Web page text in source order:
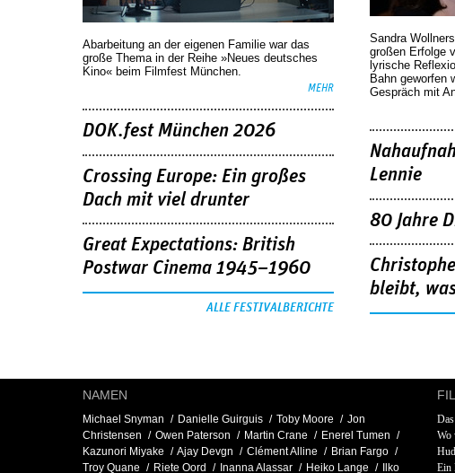
Abarbeitung an der eigenen Familie war das
große Thema in der Reihe »Neues deutsches
Kino« beim Filmfest München.
MEHR
DOK.fest München 2026
Crossing Europe: Ein großes
Dach mit viel drunter
Great Expectations: British
Postwar Cinema 1945–1960
ALLE FESTIVALBERICHTE
Sandra
großen Erfolge
lyrische
Bahn geworfen
Gespräch mit
Lennie
80 Jahre
bleibt,
NAMEN
Michael Snyman Danielle Guirguis Toby Moore
Jon
Christensen
Owen Paterson Martin Crane
Enerel Tumen
Kazunori Miyake
Ajay Devgn Clément Alline
Brian Fargo
Troy Quane
Riete Oord Inanna Alassar Heiko Lange Ilko
Wo
Ein